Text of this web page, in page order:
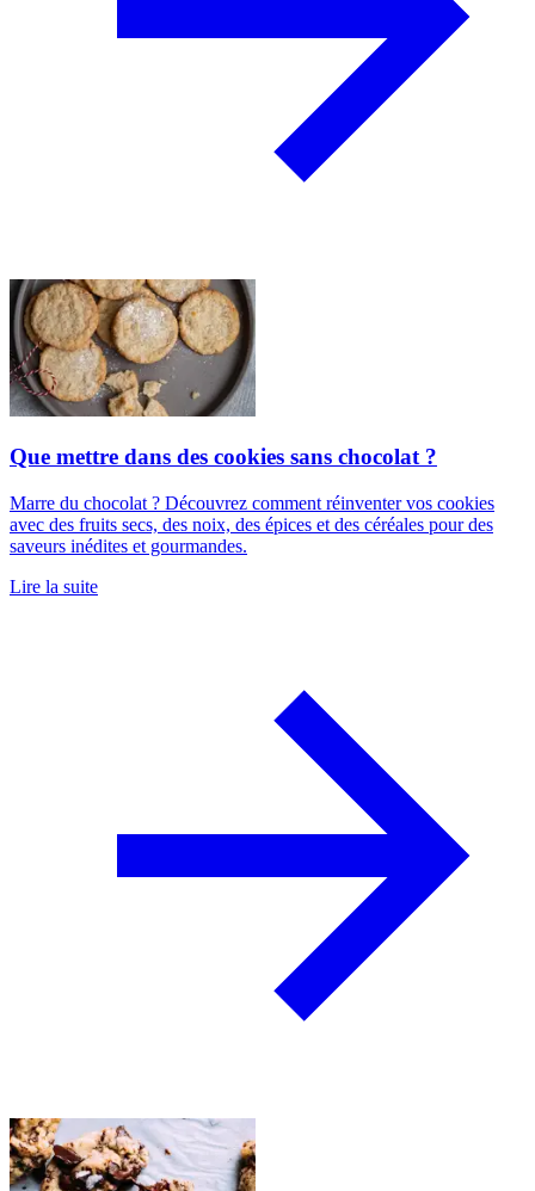
Que mettre dans des cookies sans chocolat ?
Marre du chocolat ? Découvrez comment réinventer vos cookies
avec des fruits secs, des noix, des épices et des céréales pour des
saveurs inédites et gourmandes.
Lire la suite